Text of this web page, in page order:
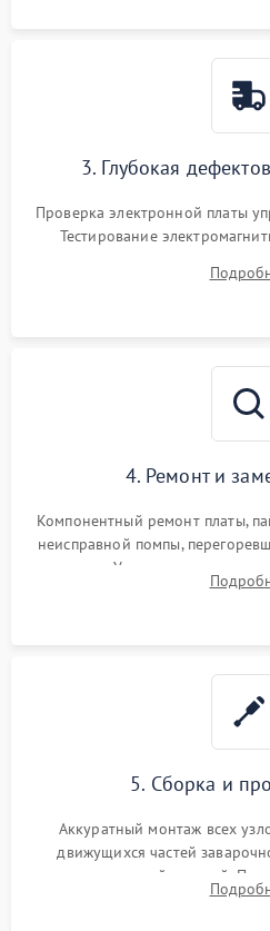
3. Глубокая
Проверка электронной платы
Тестирование
температуры и
жерновов кофемолки,
4. Ремонт и
Компонентный ремонт платы,
неисправной помпы,
жерновов. Установка новых
ring) и тефлоновых трубок
5. Сборка и
Аккуратный монтаж всех
движущихся частей
силиконовой смазкой.
декальцинации и очистки